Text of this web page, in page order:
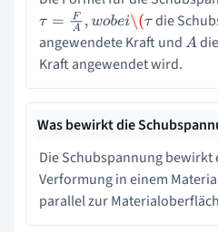
τ= FA ,wobei\(τ die
angewendete Kraft undA
Kraft angewendet wird.
Was bewirkt die
Die Schubspannung bewirkt
Verformung in einem
parallel zur